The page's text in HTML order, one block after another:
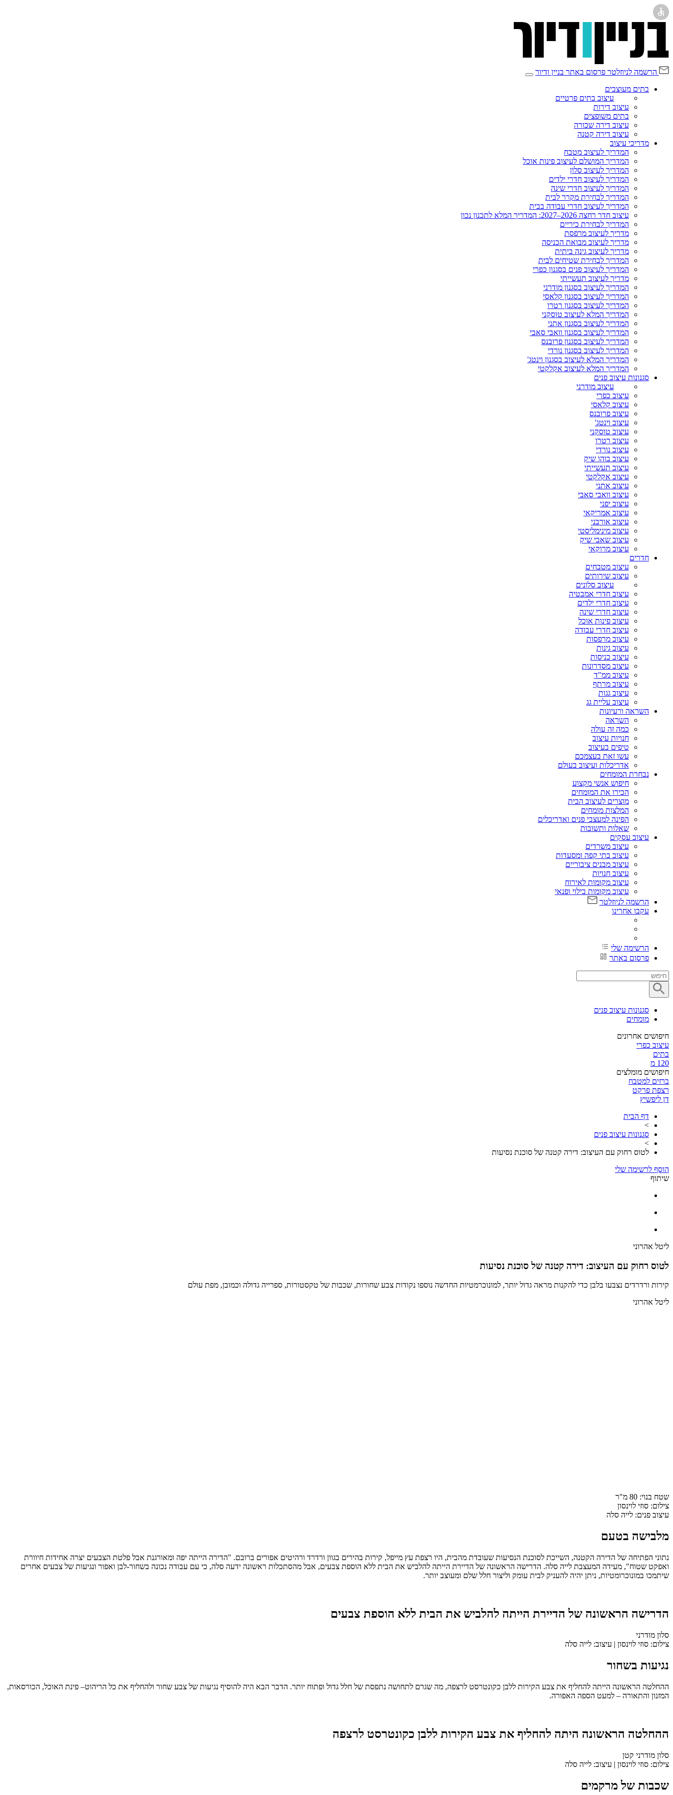
הרשמה לניוזלטר פרסום באתר בניין ודיור
בתים מעוצבים
עיצוב בתים פרטיים
עיצוב דירות
בתים משופצים
עיצוב דירה שכורה
עיצוב דירה קטנה
מדריכי עיצוב
המדריך לעיצוב מטבח
המדריך המושלם לעיצוב פינות אוכל
המדריך לעיצוב סלון
המדריך לעיצוב חדרי ילדים
המדריך לעיצוב חדרי שינה
המדריך לבחירת מקרר לבית
המדריך לעיצוב חדרי עבודה בבית
עיצוב חדר רחצה 2026–2027: המדריך המלא לתכנון נכון
המדריך לבחירת כיריים
מדריך לעיצוב מרפסת
מדריך לעיצוב מבואת הכניסה
מדריך לעיצוב גינה ביתית
המדריך לבחירת שטיחים לבית
המדריך לעיצוב פנים בסגנון כפרי
מדריך לעיצוב תעשייתי
המדריך לעיצוב בסגנון מודרני
המדריך לעיצוב בסגנון קלאסי
המדריך לעיצוב בסגנון רטרו
המדריך המלא לעיצוב טוסקני
המדריך לעיצוב בסגנון אתני
המדריך לעיצוב בסגנון וואבי סאבי
המדריך לעיצוב בסגנון פרובנס
המדריך לעיצוב בסגנון נורדי
המדריך המלא לעיצוב בסגנון וינטג'
המדריך המלא לעיצוב אקלקטי
סגנונות עיצוב פנים
עיצוב מודרני
עיצוב כפרי
עיצוב קלאסי
עיצוב פרובנס
עיצוב וינטג'
עיצוב טוסקני
עיצוב רטרו
עיצוב נורדי
עיצוב בוהו שיק
עיצוב תעשייתי
עיצוב אקלקטי
עיצוב אתני
עיצוב וואבי סאבי
עיצוב יפני
עיצוב אמריקאי
עיצוב אורבני
עיצוב מינימליסטי
עיצוב שאבי שיק
עיצוב מרוקאי
חדרים
עיצוב מטבחים
עיצוב שירותים
עיצוב סלונים
עיצוב חדרי אמבטיה
עיצוב חדרי ילדים
עיצוב חדרי שינה
עיצוב פינות אוכל
עיצוב חדרי עבודה
עיצוב מרפסות
עיצוב גינות
עיצוב כניסות
עיצוב מסדרונות
עיצוב ממ"ד
עיצוב מרתף
עיצוב גגות
עיצוב עליית גג
השראה ורעיונות
השראה
כמה זה עולה
חנויות עיצוב
טיפים בעיצוב
עשו זאת בעצמכם
אדריכלות ועיצוב בעולם
נבחרת המומחים
חיפוש אנשי מקצוע
הכירו את המומחים
מוצרים לעיצוב הבית
המלצות מומחים
הפינה למעצבי פנים ואדריכלים
שאלות ותשובות
עיצוב עסקים
עיצוב משרדים
עיצוב בתי קפה ומסעדות
עיצוב מבנים ציבוריים
עיצוב חנויות
עיצוב מקומות לאירוח
עיצוב מקומות בילוי ופנאי
הרשמה לניוזלטר
עקבו אחרינו
הרשימה שלי
פרסום באתר
סגנונות עיצוב פנים
מומחים
חיפושים אחרונים
עיצוב כפרי
בתים
120 מ
חיפושים מומלצים
ברזים למטבח
רצפת פרקט
דן ליפשיץ
דף הבית
>
סגנונות עיצוב פנים
>
לטוס רחוק עם העיצוב: דירה קטנה של סוכנת נסיעות
הוסף לרשימה שלי
שיתוף
ליטל אהרוני
לטוס רחוק עם העיצוב: דירה קטנה של סוכנת נסיעות
קירות ורדרדים נצבעו בלבן כדי להקנות מראה גדול יותר, למונוכרמטיות החדשה נוספו נקודות צבע שחורות, שכבות של טקסטורות, ספרייה גדולה וכמובן, מפת עולם
ליטל אהרוני
שטח בנוי:
מ"ר
צילום: סוזי לוינסון
עיצוב פנים: לייה סלה
מלבישה בטעם
נתוני הפתיחה של הדירה הקטנה, השייכת לסוכנת הנסיעות שעובדת מהבית, היו רצפת עץ מייפל, קירות בהירים בגוון ורדרד ורהיטים אפורים ברובם. "הדירה הייתה יפה ומאורגנת אבל פלטת הצבעים יצרה אחידות חיוורת
ואפקט שטוח", מעידה המעצבת לייה סלה. הדרישה הראשונה של הדיירת הייתה להלביש את הבית ללא הוספת צבעים, אבל מהסתכלות ראשונה ידעה סלה, כי עם עבודה נכונה בשחור-לבן ואפור ונגיעות של צבעים אחרים
שיתמכו במונוכרומטיות, ניתן יהיה להעניק לבית עומק וליצור חלל שלם ומעוצב יותר.
הדרישה הראשונה של הדיירת הייתה להלביש את הבית ללא הוספת צבעים
סלון מודרני
צילום: סוזי לוינסון | עיצוב: לייה סלה
נגיעות בשחור
ההחלטה הראשונה הייתה להחליף את צבע הקירות ללבן כקונטרסט לרצפה, מה שגרם לתחושה נתפסת של חלל גדול ופתוח יותר. הדבר הבא היה להוסיף נגיעות של צבע שחור ולהחליף את כל הריהוט– פינת האוכל, הכורסאות,
המזנון והתאורה – למעט הספה האפורה.
ההחלטה הראשונה היתה להחליף את צבע הקירות ללבן כקונטרסט לרצפה
סלון מודרני קטן
צילום: סוזי לוינסון | עיצוב: לייה סלה
שכבות של מרקמים